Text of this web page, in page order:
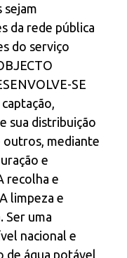
sejam
da rede pública
do serviço
SE
sua distribuição
outros, mediante
e
recolha e
limpeza e
Ser uma
nacional e
de água potável